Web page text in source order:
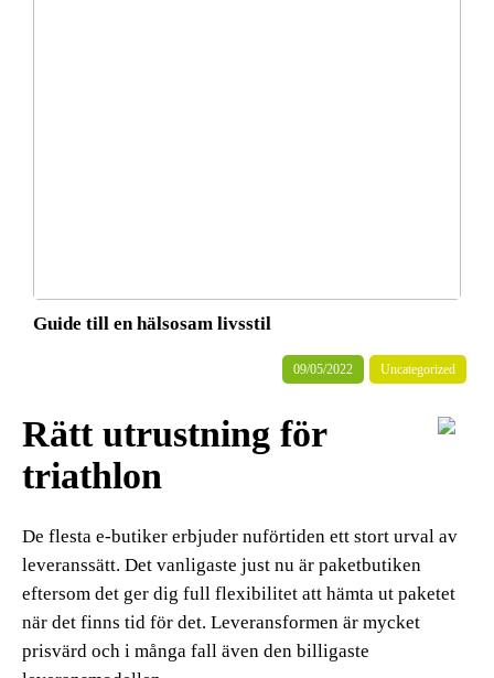
Guide till en hälsosam livsstil
09/05/2022 Uncategorized
Rätt utrustning för
triathlon
De flesta e-butiker erbjuder nuförtiden ett stort urval av
leveranssätt. Det vanligaste just nu är paketbutiken
eftersom det ger dig full flexibilitet att hämta ut paketet
när det finns tid för det. Leveransformen är mycket
prisvärd och i många fall även den billigaste